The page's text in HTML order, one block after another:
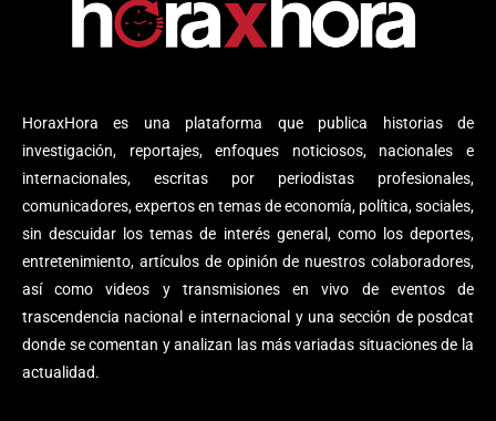
HoraxHora es una plataforma que publica historias de
investigación, reportajes, enfoques noticiosos, nacionales e
internacionales, escritas por periodistas profesionales,
comunicadores, expertos en temas de economía, política, sociales,
sin descuidar los temas de interés general, como los deportes,
entretenimiento, artículos de opinión de nuestros colaboradores,
así como videos y transmisiones en vivo de eventos de
trascendencia nacional e internacional y una sección de posdcat
donde se comentan y analizan las más variadas situaciones de la
actualidad.